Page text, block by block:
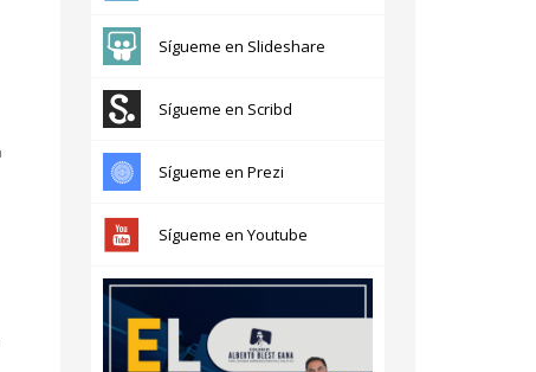
Sígueme en Slideshare
Sígueme en Scribd
Sígueme en Prezi
Sígueme en Youtube